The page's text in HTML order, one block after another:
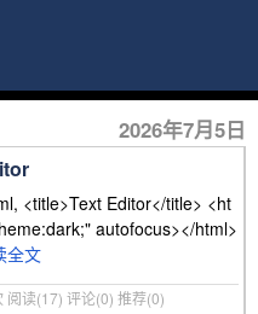
2026年7月5日
<title>Text Editor</title> <ht
autofocus></html>
全文
阅读(17) 评论(0) 推荐(0)